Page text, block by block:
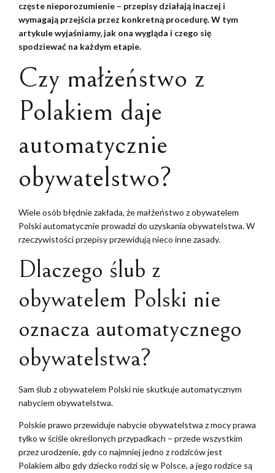
częste nieporozumienie – przepisy działają inaczej i
wymagają przejścia przez konkretną procedurę. W tym
artykule wyjaśniamy, jak ona wygląda i czego się
spodziewać na każdym etapie.
Czy małżeństwo z
Polakiem daje
automatycznie
obywatelstwo?
Wiele osób błędnie zakłada, że małżeństwo z obywatelem
Polski automatycznie prowadzi do uzyskania obywatelstwa. W
rzeczywistości przepisy przewidują nieco inne zasady.
Dlaczego ślub z
obywatelem Polski nie
oznacza automatycznego
obywatelstwa?
Sam ślub z obywatelem Polski nie skutkuje automatycznym
nabyciem obywatelstwa.
Polskie prawo przewiduje nabycie obywatelstwa z mocy prawa
tylko w ściśle określonych przypadkach – przede wszystkim
przez urodzenie, gdy co najmniej jedno z rodziców jest
Polakiem albo gdy dziecko rodzi się w Polsce, a jego rodzice są